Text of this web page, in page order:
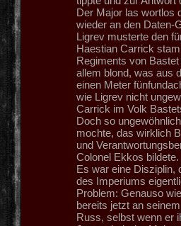
Der Major las wortlos
wieder an den Daten-
Ligrev musterte den
Haestian Carrick
Regiments von
allem blond, was aus
einen Meter
wie Ligrev nicht
Carrick im Volk
Doch so
mochte, das wirklich
und
Colonel Ekkos bildete.
Es war eine Disziplin,
des Imperiums
Problem: Genauso
bereits jetzt an
Russ, selbst wenn er